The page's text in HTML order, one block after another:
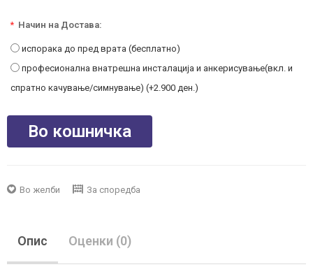
* Начин на Достава:
испорака до пред врата (бесплатно)
професионална внатрешна инсталација и анкерисување(вкл. и
спратно качување/симнување) (+2.900 ден.)
Во кошничка
Во желби За споредба
Опис Оценки (0)